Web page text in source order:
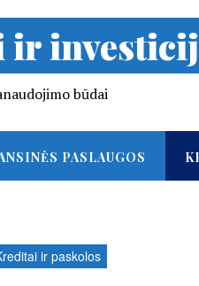
ir
būdai
PASLAUGOS
ir paskolos